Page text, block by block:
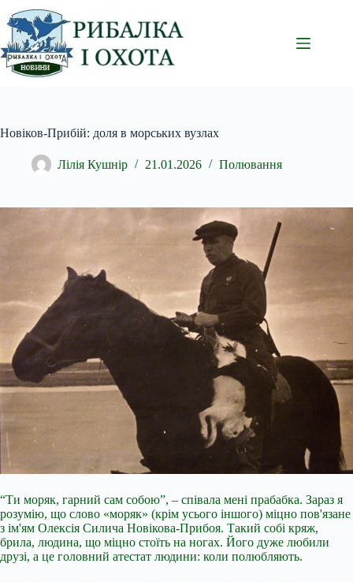
Перейти
до
вмісту
Новіков-Прибій: доля в морських вузлах
Лілія Кушнір 21.01.2026 Полювання
“Ти моряк, гарний сам собою”, – співала мені прабабка. Зараз я
розумію, що слово «моряк» (крім усього іншого) міцно пов'язане
з ім'ям Олексія Силича Новікова-Прибоя. Такий собі кряж,
брила, людина, що міцно стоїть на ногах. Його дуже любили
друзі, а це головний атестат людини: коли полюбляють.